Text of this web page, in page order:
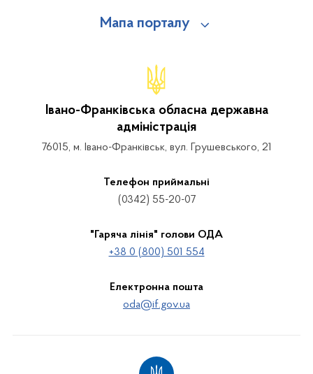
Мапа порталу
Івано-Франківська обласна державна
адміністрація
76015, м. Івано-Франківськ, вул. Грушевського, 21
Телефон приймальні
(0342) 55-20-07
"Гаряча лінія" голови ОДА
+38 0 (800) 501 554
Електронна пошта
oda@if.gov.ua